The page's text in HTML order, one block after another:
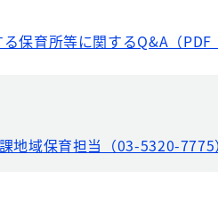
保育所等に関するQ&A（PDF
地域保育担当（03-5320-7775